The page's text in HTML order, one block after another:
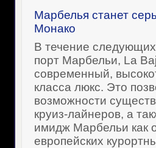
Марбелья станет
Монако
В течение следующих
порт Марбельи, La
современный,
класса люкс. Это
возможности
круиз-лайнеров, а
имидж Марбельи как
европейских